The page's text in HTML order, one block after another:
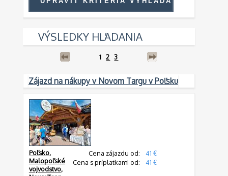
VÝSLEDKY HĽADANIA
1 2 3
Zájazd na nákupy v Novom Targu v Poľsku
Cena zájazdu od:
41 €
Cena s príplatkami od:
41 €
Poľsko,
Malopoľské
vojvodstvo,